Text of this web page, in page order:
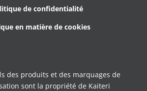
de confidentialité
en matière de cookies
des produits et des marquages de
sont la propriété de Kaiteri